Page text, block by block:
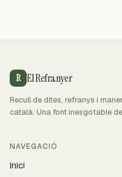
R El Refranyer
Recull de dites, refranys i
català. Una font inesgotable
NAVEGACIÓ
Inici